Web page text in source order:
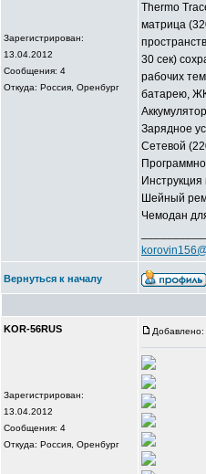
Зарегистрирован:
13.04.2012
Сообщения: 4
Откуда: Россия, Оренбург
Thermo
матрица
30 сек)
рабочих
батарею,
Зарядное
Сетевой
Шейный
Чемодан
Вернуться к началу
KOR-56RUS
Зарегистрирован:
13.04.2012
Сообщения: 4
Откуда: Россия, Оренбург